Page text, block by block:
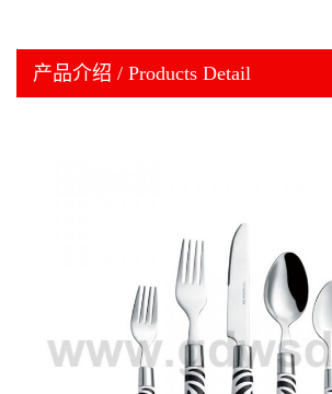
产品介绍 / Products Detail